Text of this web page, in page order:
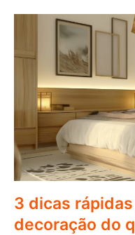
3 dicas
decoração do